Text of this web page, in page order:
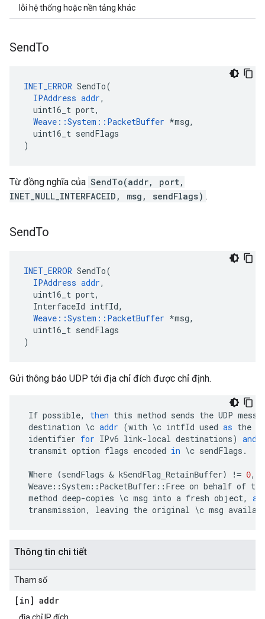
lỗi hệ thống hoặc nền tảng khác
SendTo
INET_ERROR SendTo(
IPAddress addr,
uint16_t port,
Weave ::System :: PacketBuffer *msg,
uint16_t sendFlags
)
Từ đồng nghĩa của SendTo(addr, port,
INET_NULL_INTERFACEID, msg, sendFlags) .
SendTo
INET_ERROR SendTo(
IPAddress addr,
uint16_t port,
InterfaceId intfId,
Weave ::System :: PacketBuffer *msg,
uint16_t sendFlags
)
Gửi thông báo UDP tới địa chỉ đích được chỉ định.
If possible, then this method sends the UDP
destination \c addr (with \c intfId used as the
identifier for IPv6 link-local destinations) and
transmit option flags encoded in \c sendFlags .
Where (sendFlags & kSendFlag_RetainBuffer) != 0,
Weave:: System:: PacketBuffer:: Free on behalf of the
method deep-copies \c msg into a fresh object,
transmission, leaving the original \c msg
Thông tin chi tiết
Tham số
[in] addr